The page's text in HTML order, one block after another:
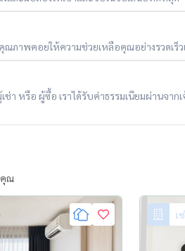
นอน 1 ห้องน้ำ 35 ตรม ชั้นที่ 29
ณภาพคอยให้ความช่วยเหลือคุณอย่างรวดเร็
ช่า หรือ ผู้ซื้อ เราได้รับค่าธรรมเนียมผ่านจ
คุณ
เ